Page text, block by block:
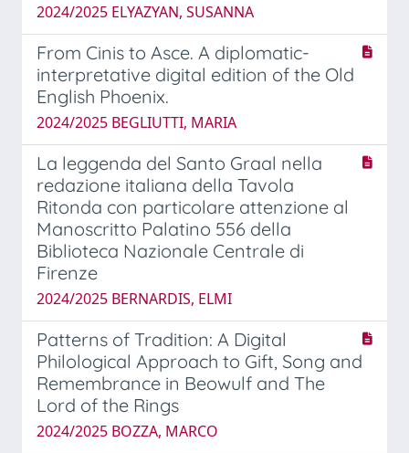
2024/2025 ELYAZYAN, SUSANNA
From Cinis to Asce. A diplomatic-
interpretative digital edition of the Old
English Phoenix.
2024/2025 BEGLIUTTI, MARIA
La leggenda del Santo Graal nella
redazione italiana della Tavola
Ritonda con particolare attenzione al
Manoscritto Palatino 556 della
Biblioteca Nazionale Centrale di
Firenze
2024/2025 BERNARDIS, ELMI
Patterns of Tradition: A Digital
Philological Approach to Gift, Song and
Remembrance in Beowulf and The
Lord of the Rings
2024/2025 BOZZA, MARCO